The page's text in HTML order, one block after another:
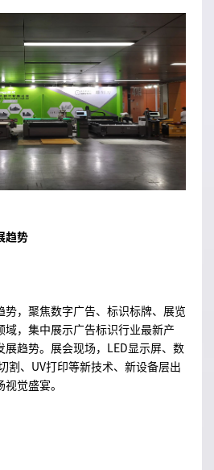
趋势
，聚焦数字广告、标识标牌、展览
域，集中展示广告标识行业最新产
展趋势。展会现场，LED显示屏、数
割、UV打印等新技术、新设备层出
觉盛宴。